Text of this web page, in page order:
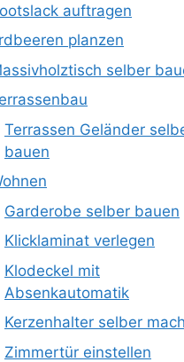
auftragen
planzen
selber
Terrassen Geländer
bauen
Garderobe selber bauen
Klicklaminat verlegen
Klodeckel mit
Absenkautomatik
Kerzenhalter selber
Zimmertür einstellen